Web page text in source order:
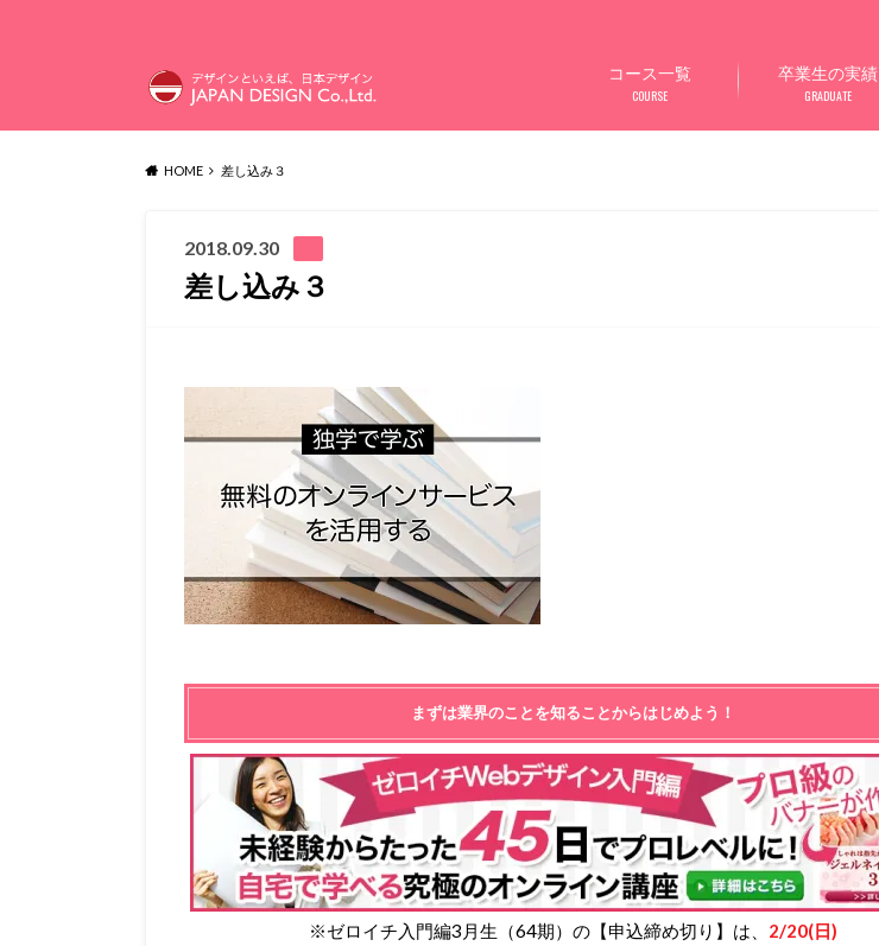
コース一覧
COURSE
卒業生の実績
GRADUATE
HOME 差し込み３
2018.09.30
差し込み３
まずは業界のことを知ることからはじめよう！
※ゼロイチ入門編3月生（64期）の【申込締め切り】は、 2/20(日)